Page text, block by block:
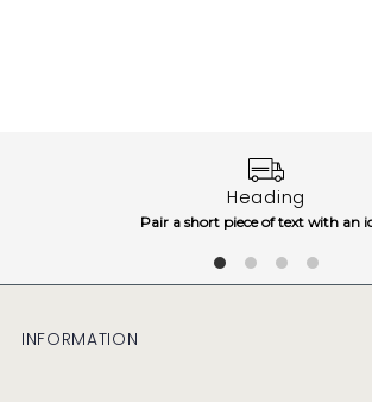
Heading
Pair a short piece of text with an
INFORMATION